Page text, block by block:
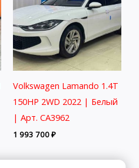
Volkswagen Lamando 1.4T
150HP 2WD 2022 | Белый
| Арт. CA3962
1 993 700₽